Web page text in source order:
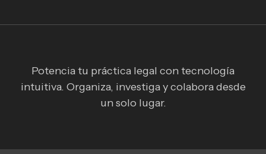
Potencia tu práctica legal con tecnología
intuitiva. Organiza, investiga y colabora desde
un solo lugar.